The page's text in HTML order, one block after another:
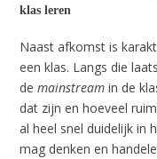
klas leren
Naast afkomst is
een klas. Langs die
de mainstreamin de
dat zijn en hoeveel
al heel snel duidelijk in
mag denken en